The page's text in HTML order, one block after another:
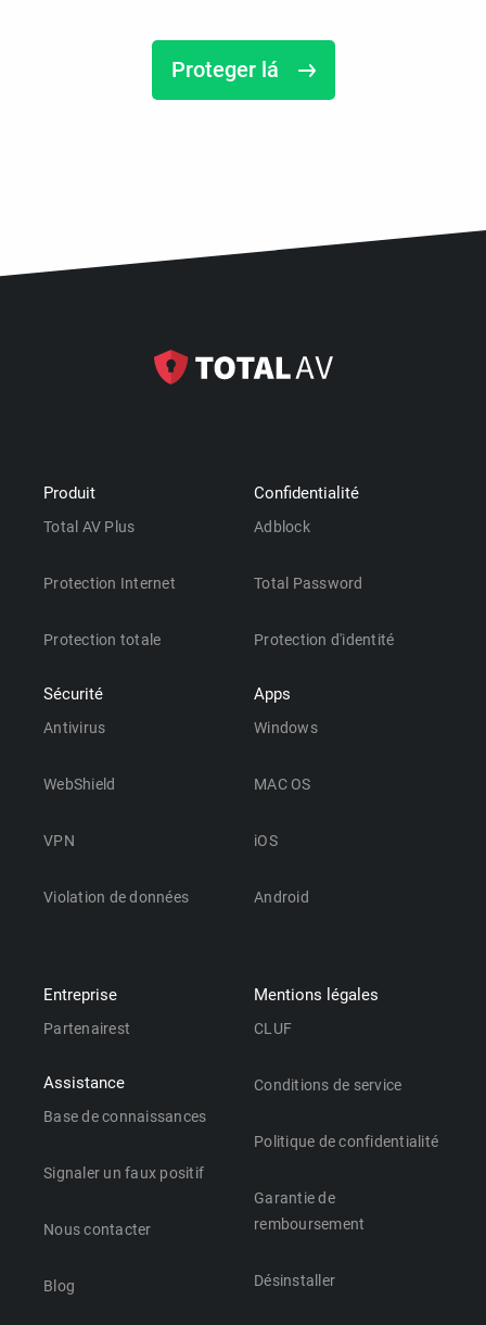
Proteger lá
Produit
Total AV Plus
Protection Internet
Protection totale
Sécurité
Antivirus
WebShield
VPN
Violation de données
Confidentialité
Adblock
Total Password
Protection d'identité
Apps
Windows
MAC OS
iOS
Android
Entreprise
Partenairest
Assistance
Base de connaissances
Signaler un faux positif
Nous contacter
Blog
Mentions légales
CLUF
Conditions de service
Politique de confidentialité
Garantie de
remboursement
Désinstaller